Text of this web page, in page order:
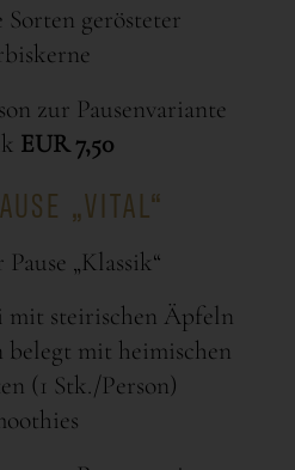
Sorten gerösteter
zur Pausenvariante
EUR 7,50
„VITAL“
„Klassik“
mit steirischen Äpfeln
mit heimischen
(1 Stk./Person)